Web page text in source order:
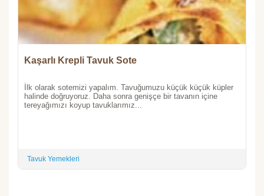
Kaşarlı Krepli Tavuk Sote
İlk olarak sotemizi yapalım. Tavuğumuzu küçük küçük küpler
halinde doğruyoruz. Daha sonra genişçe bir tavanın içine
tereyağımızı koyup tavuklarımız...
Tavuk Yemekleri